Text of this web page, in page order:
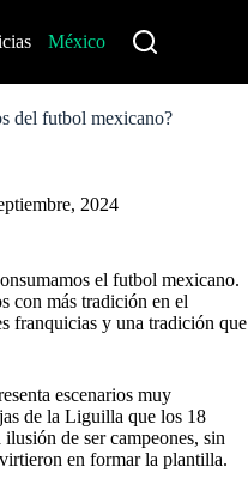
México
del futbol mexicano?
2024
el futbol mexicano.
con más tradición en el
franquicias y una tradición que
escenarios muy
de la Liguilla que los 18
de ser campeones, sin
en formar la plantilla.